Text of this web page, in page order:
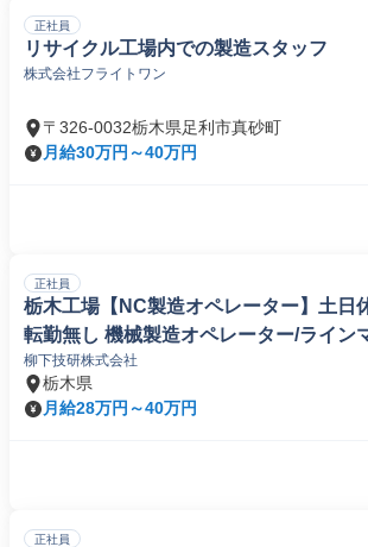
正社員
リサイクル工場内での製造スタッフ
株式会社フライトワン
〒326-0032栃木県足利市真砂町
月給30万円～40万円
正社員
栃木工場【NC製造オペレーター】土日
転勤無し 機械製造オペレーター/ライン
柳下技研株式会社
栃木県
月給28万円～40万円
正社員